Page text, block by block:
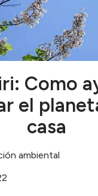
Como
el
casa
ambiental